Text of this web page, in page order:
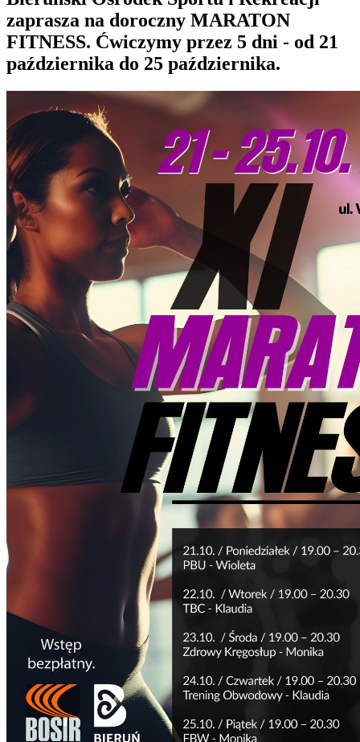
zaprasza na doroczny MARATON
FITNESS. Ćwiczymy przez 5 dni - od 21
października do 25 października.